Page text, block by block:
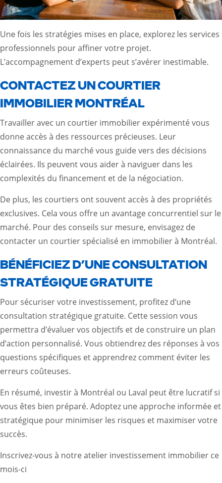
Une fois les stratégies mises en place, explorez les services
professionnels pour affiner votre projet.
L’accompagnement d’experts peut s’avérer inestimable.
CONTACTEZ UN COURTIER
IMMOBILIER MONTRÉAL
Travailler avec un courtier immobilier expérimenté vous
donne accès à des ressources précieuses. Leur
connaissance du marché vous guide vers des décisions
éclairées. Ils peuvent vous aider à naviguer dans les
complexités du financement et de la négociation.
De plus, les courtiers ont souvent accès à des propriétés
exclusives. Cela vous offre un avantage concurrentiel sur le
marché. Pour des conseils sur mesure, envisagez de
contacter un courtier spécialisé en immobilier à Montréal.
BÉNÉFICIEZ D’UNE CONSULTATION
STRATÉGIQUE GRATUITE
Pour sécuriser votre investissement, profitez d’une
consultation stratégique gratuite. Cette session vous
permettra d’évaluer vos objectifs et de construire un plan
d’action personnalisé. Vous obtiendrez des réponses à vos
questions spécifiques et apprendrez comment éviter les
erreurs coûteuses.
En résumé, investir à Montréal ou Laval peut être lucratif si
vous êtes bien préparé. Adoptez une approche informée et
stratégique pour minimiser les risques et maximiser votre
succès.
Inscrivez-vous à notre atelier investissement immobilier ce
mois-ci